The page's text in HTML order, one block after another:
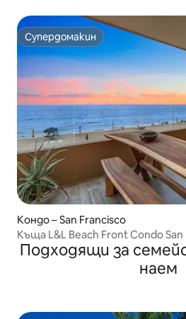
Супердомакин
Супердомакин
Кондо – San Francisco
Къща L&L Beach Front Condo San
Подходящи за
наем